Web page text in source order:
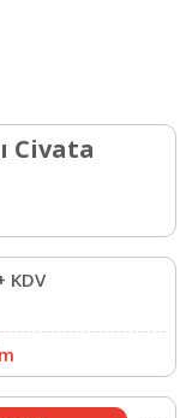
Civata
KDV